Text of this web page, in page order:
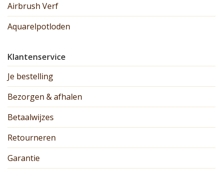
Airbrush Verf
Aquarelpotloden
Klantenservice
Je bestelling
Bezorgen & afhalen
Betaalwijzes
Retourneren
Garantie